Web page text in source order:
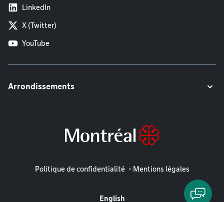
LinkedIn
X (Twitter)
YouTube
Arrondissements
Mentions légales
Politique de confidentialité Mentions légales
English